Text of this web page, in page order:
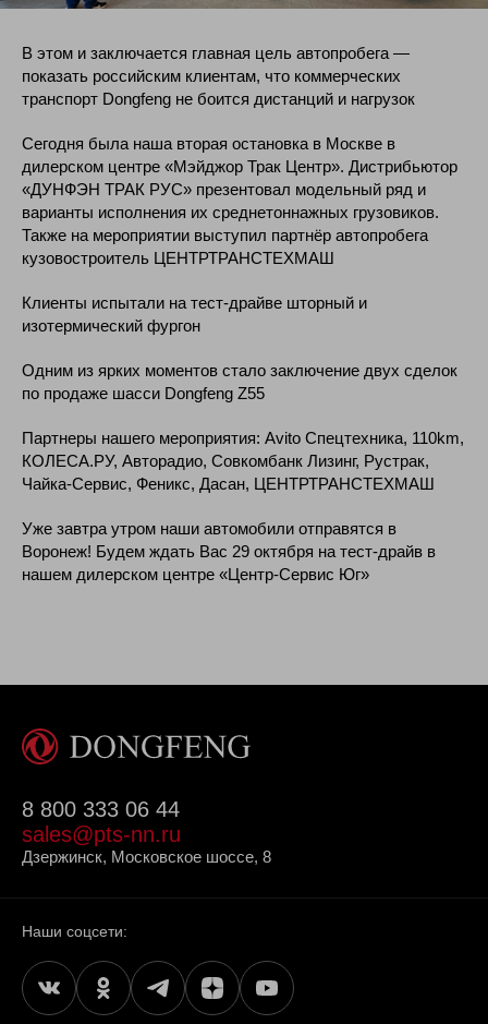
В этом и заключается главная цель автопробега —
показать российским клиентам, что коммерческих
транспорт Dongfeng не боится дистанций и нагрузок
Сегодня была наша вторая остановка в Москве в
дилерском центре «Мэйджор Трак Центр». Дистрибьютор
«ДУНФЭН ТРАК РУС» презентовал модельный ряд и
варианты исполнения их среднетоннажных грузовиков.
Также на мероприятии выступил партнёр автопробега
кузовостроитель ЦЕНТРТРАНСТЕХМАШ
Клиенты испытали на тест-драйве шторный и
изотермический фургон
Одним из ярких моментов стало заключение двух сделок
по продаже шасси Dongfeng Z55
Партнеры нашего мероприятия: Avito Спецтехника, 110km,
КОЛЕСА.РУ, Авторадио, Совкомбанк Лизинг, Рустрак,
Чайка-Сервис, Феникс, Дасан, ЦЕНТРТРАНСТЕХМАШ
Уже завтра утром наши автомобили отправятся в
Воронеж! Будем ждать Вас 29 октября на тест-драйв в
нашем дилерском центре «Центр-Сервис Юг»
8 800 333 06 44
sales@pts-nn.ru
Дзержинск, Московское шоссе, 8
Наши соцсети: